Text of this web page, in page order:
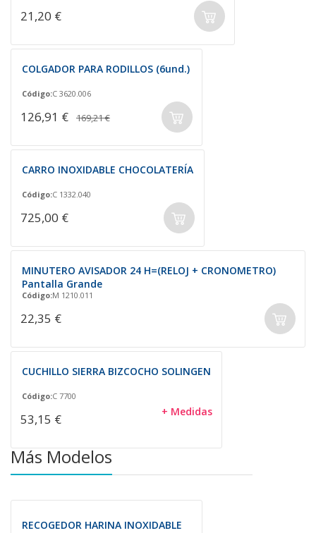
21,20 €
COLGADOR PARA RODILLOS (6und.)
Código:C 3620.006
126,91 € 169,21 €
CARRO INOXIDABLE CHOCOLATERÍA
Código:C 1332.040
725,00 €
MINUTERO AVISADOR 24 H=(RELOJ + CRONOMETRO)
Pantalla Grande
Código:M 1210.011
22,35 €
CUCHILLO SIERRA BIZCOCHO SOLINGEN
Código:C 7700
53,15 € + Medidas
Más Modelos
RECOGEDOR HARINA INOXIDABLE